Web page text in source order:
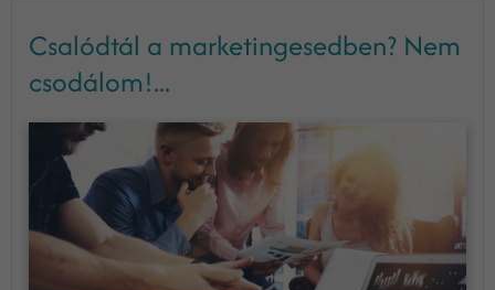
Csalódtál a marketingesedben? Nem
csodálom!...